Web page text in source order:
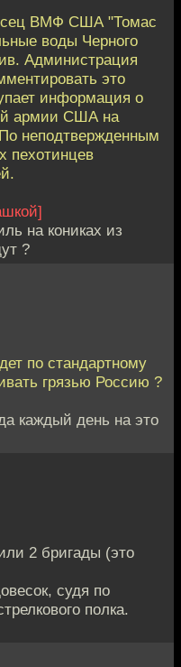
ВМФ США "Томас
воды Черного
Администрация
это
информация о
армии США на
неподтвержденным
пехотинцев
на кониках из
?
по стандартному
грязью Россию ?
каждый день на это
2 бригады (это
судя по
полка.